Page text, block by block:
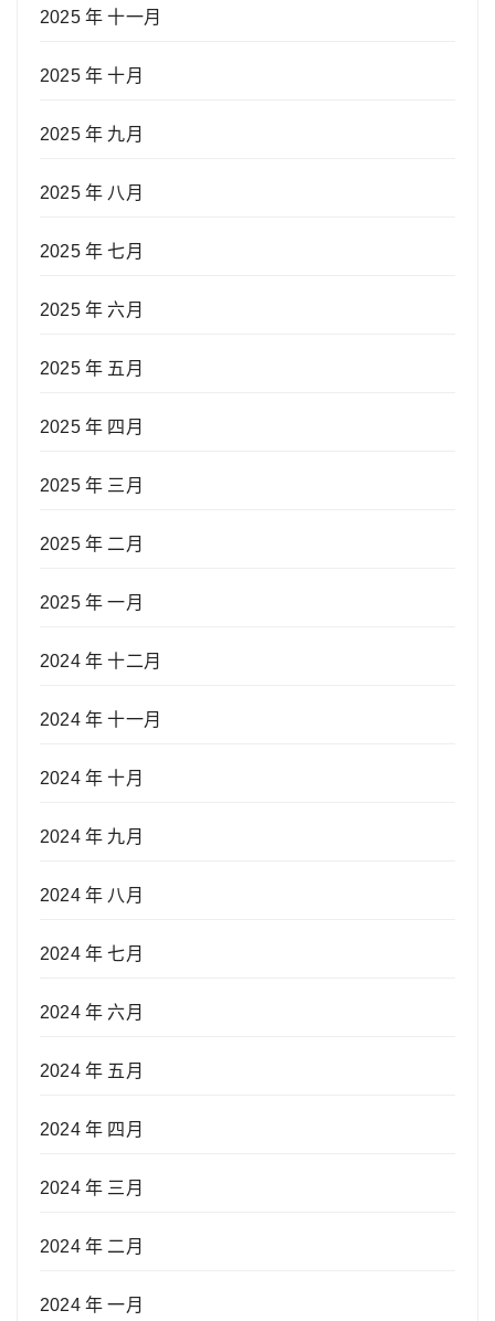
2025 年 十一月
2025 年 十月
2025 年 九月
2025 年 八月
2025 年 七月
2025 年 六月
2025 年 五月
2025 年 四月
2025 年 三月
2025 年 二月
2025 年 一月
2024 年 十二月
2024 年 十一月
2024 年 十月
2024 年 九月
2024 年 八月
2024 年 七月
2024 年 六月
2024 年 五月
2024 年 四月
2024 年 三月
2024 年 二月
2024 年 一月